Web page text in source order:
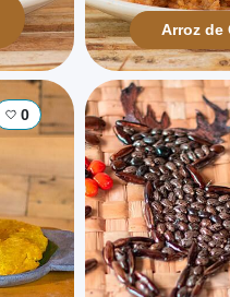
Arroz de
0